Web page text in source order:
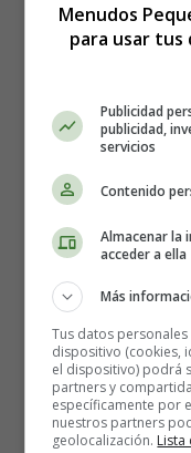
Detalles
Escrito
Última
En La
Menudos
para usar tus
Publicidad
publicidad,
servicios
Contenido
Almacenar la
acceder a ella
Más
Tus datos
dispositivo (cookies,
el dispositivo) podrá
partners y
específicamente por
nuestros partners
geolocalización.